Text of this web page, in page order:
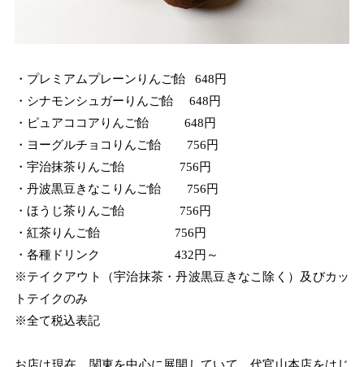
・プレミアムプレーンりんご飴 648円
・シナモンシュガーりんご飴 648円
・ピュアココアりんご飴 648円
・ヨーグルチョコりんご飴 756円
・宇治抹茶りんご飴 756円
・丹波黒豆きなこりんご飴 756円
・ほうじ茶りんご飴 756円
・紅茶りんご飴 756円
・各種ドリンク 432円～
※テイクアウト（宇治抹茶・丹波黒豆きなこ除く）及びカッ
トテイクのみ
※全て税込表記